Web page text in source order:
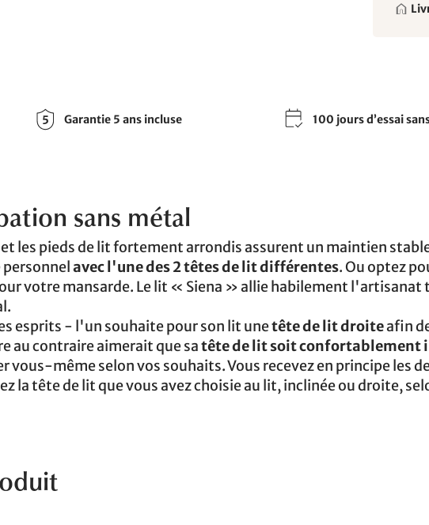
Garantie 5 ans incluse 100 jours d’essai
sans métal
les pieds de lit fortement arrondis assurent un maintien
personnelavec l'une des 2 têtes de lit différentes. Ou optez
votre mansarde. Le lit « Siena » allie habilement
esprits - l'un souhaite pour son lit unetête de lit droiteafin
au contraire aimerait que satête de lit soit confortablement
vous-même selon vos souhaits. Vous recevez en principe les
la tête de lit que vous avez choisie au lit, inclinée ou droite,